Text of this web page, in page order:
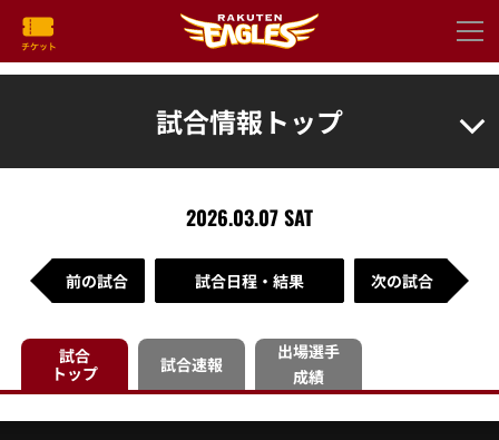
試合情報トップ
2026.03.07 SAT
前の試合 試合日程・結果 次の試合
試合
トップ
試合速報
出場選手
成績